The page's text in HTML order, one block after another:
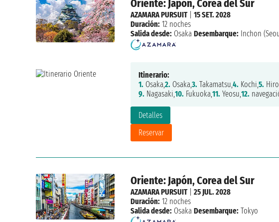
Oriente: Japón, Corea del Sur
Detalles
Reservar
AZAMARA PURSUIT| 15 SET. 2028
Duración: 12 noches
Salida desde: Osaka Desembarque: Inchon
Itinerario:
1. Osaka,2. Osaka,3. Takamatsu,4. Kochi,5.
9. Nagasaki,10. Fukuoka,11. Yeosu,12.
Oriente: Japón, Corea del Sur
AZAMARA PURSUIT| 25 JUL. 2028
Duración: 12 noches
Salida desde: Osaka Desembarque: Tokyo